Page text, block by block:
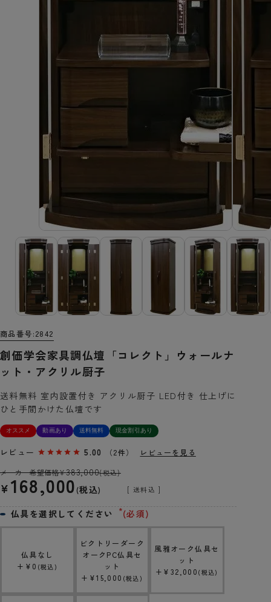
商品番号 2842
創価学会家具調仏壇「コレクト」ウォールナ
ット・アクリル厨子
送料無料 室内設置付き アクリル厨子 LED付き 仕上げに
ひと手間かけた仏壇です
オススメ 動画あり 送料無料 現金割引あり
レビュー 5.00 （2件）
レビューを見る
メーカー希望価格¥383,000(税込)
¥ 168,000 税込 送料込
仏具を選択してください (必須)
仏具なし
+ ¥ 0 税込
ビクトリーダーク
オークPC仏具セ
ット
+ ¥15,000 税込
風雅オーク仏具セ
ット
+ ¥ 32,000 税込